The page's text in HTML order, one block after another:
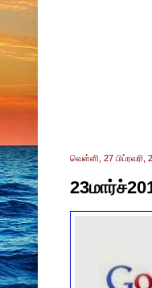
வெள்ளி, 27 பிப்ரவரி,